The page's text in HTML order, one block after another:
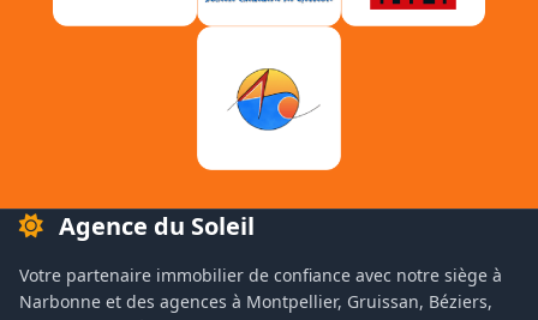
Agence du Soleil
Votre partenaire immobilier de confiance avec notre siège à
Narbonne et des agences à Montpellier, Gruissan, Béziers,